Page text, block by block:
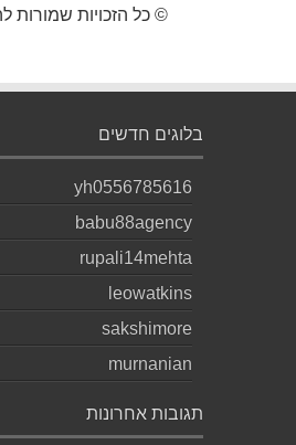
© כל הזכויות שמורות
בלוגים חדשים
yh0556785616
babu88agency
rupali14mehta
leowatkins
sakshimore
murnanian
תגובות אחרונות